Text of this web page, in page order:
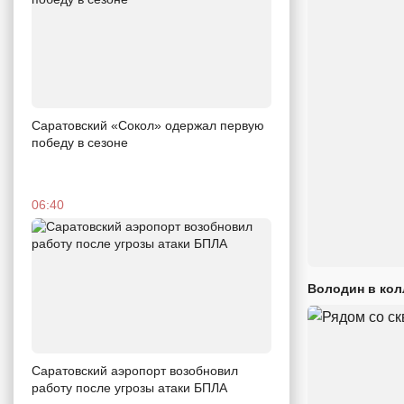
Саратовский «Сокол» одержал первую
победу в сезоне
06:40
Саратовский аэропорт возобновил
работу после угрозы атаки БПЛА
Володин в